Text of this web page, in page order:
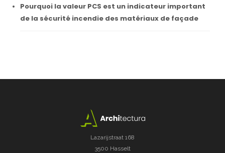
Pourquoi la valeur PCS est un indicateur important
de la sécurité incendie des matériaux de façade
Lazarijstraat 168
3500 Hasselt